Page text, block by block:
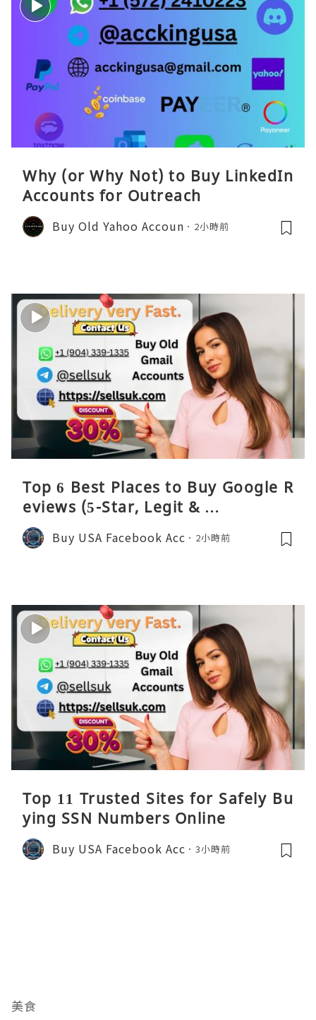
Why (or Why Not) to Buy LinkedIn
Accounts for Outreach
Buy Old Yahoo Accoun 2小時前
Top 6 Best Places to Buy Google R
eviews (5-Star, Legit & …
Buy USA Facebook Acc 2小時前
Top 11 Trusted Sites for Safely Bu
ying SSN Numbers Online
Buy USA Facebook Acc 3小時前
美食